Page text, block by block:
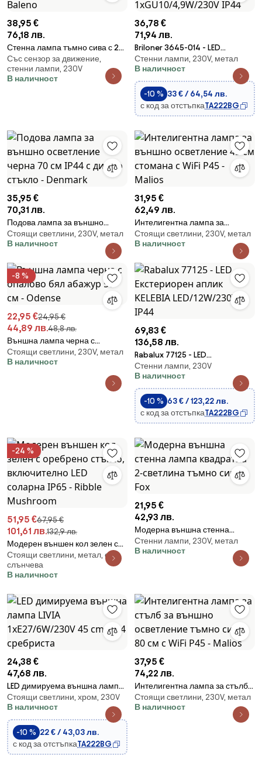
38,95 €
76,18 лв.
Стенна лампа тъмно сива с 2
лампи IP44 с датчик за
движение - Baleno
Със сензор за движение,
стенни лампи, 230V
В наличност
36,78 €
71,94 лв.
Briloner 3645-014 - LED
Екстериорен аплик NEAPEL
1xGU10/4,9W/230V IP44
Стенни лампи, 230V, метал
В наличност
-10 % 33 € / 64,54 лв.
с код за отстъпкаTA222BG
35,95 €
70,31 лв.
Подова лампа за външно
осветление черна 70 см IP44 с
димно стъкло - Denmark
Стоящи светлини, 230V, метал
В наличност
31,95 €
62,49 лв.
Интелигентна лампа за
външно осветление 45 см
стомана с WiFi P45 - Malios
Стоящи светлини, 230V, метал
В наличност
-8 %
22,95 €24,95 €
44,89 лв.48,8 лв.
Външна лампа черна с
опалово бял абажур 50 см -
Odense
Стоящи светлини, 230V, метал
В наличност
69,83 €
136,58 лв.
Rabalux 77125 - LED
Екстериорен аплик KELEBIA
LED/12W/230V IP44
Стенни лампи, 230V
В наличност
-10 % 63 € / 123,22 лв.
с код за отстъпкаTA222BG
-24 %
51,95 €67,95 €
101,61 лв.132,9 лв.
Модерен външен кол зелен с
оребрено стъкло, включително
LED соларна IP65 - Ribble
Mushroom
Стоящи светлини, метал, е
слънчева
В наличност
21,95 €
42,93 лв.
Модерна външна стенна
лампа квадратна 2-светлина
тъмно сива - Fox
Стенни лампи, 230V, метал
В наличност
24,38 €
47,68 лв.
LED димируема външна лампа
LIVIA 1xE27/6W/230V 45 cm IP44
сребриста
Стоящи светлини, хром, 230V
В наличност
-10 % 22 € / 43,03 лв.
с код за отстъпкаTA222BG
37,95 €
74,22 лв.
Интелигентна лампа за стълб
за външно осветление тъмно
сива 80 см с WiFi P45 - Malios
Стоящи светлини, 230V, метал
В наличност